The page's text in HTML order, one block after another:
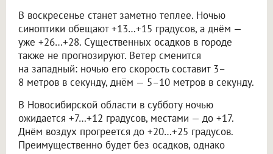
В воскресенье станет заметно теплее. Ночью
синоптики обещают +13…+15 градусов, а днём —
уже +26…+28. Существенных осадков в городе
также не прогнозируют. Ветер сменится
на западный: ночью его скорость составит 3–
8 метров в секунду, днём — 5–10 метров в секунду.
В Новосибирской области в субботу ночью
ожидается +7…+12 градусов, местами — до +17.
Днём воздух прогреется до +20…+25 градусов.
Преимущественно будет без осадков, однако